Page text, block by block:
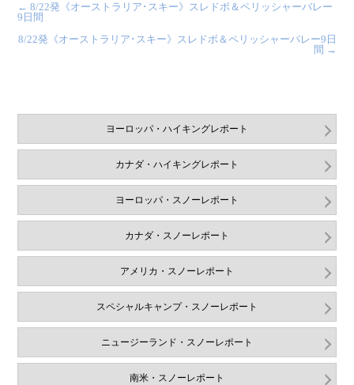
← 8/22発《オーストラリア･スキー》スレドボ＆ペリッシャーバレー
9日間
8/22発《オーストラリア･スキー》スレドボ＆ペリッシャーバレー9日
間 →
ヨーロッパ・ハイキングレポート
カナダ・ハイキングレポート
ヨーロッパ・スノーレポート
カナダ・スノーレポート
アメリカ・スノーレポート
スペシャルキャンプ・スノーレポート
ニュージーランド・スノーレポート
南米・スノーレポート